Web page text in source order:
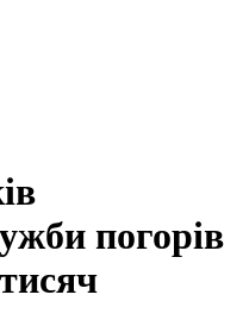
погорів